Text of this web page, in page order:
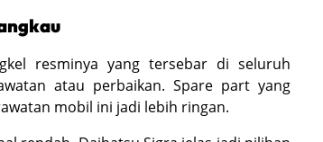
resminya yang tersebar di seluruh
atau perbaikan. Spare part yang
mobil ini jadi lebih ringan.